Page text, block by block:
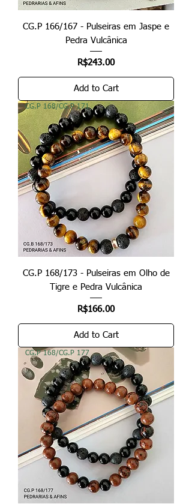
CG.P 166/167 - Pulseiras em Jaspe e
Pedra Vulcânica
Price
R$243.00
Add to Cart
CG.P 168/CG.P 171
CG.P 168/173 - Pulseiras em Olho de
Tigre e Pedra Vulcânica
Price
R$166.00
Add to Cart
CG.P 168/CG.P 177